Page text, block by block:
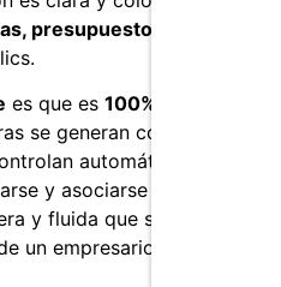
presupuestos, pagos y
es que es 100% móvil y
se generan con sólo pulsar
automáticamente y
y asociarse a un gasto.
y fluida que se adapta
un empresario móvil.